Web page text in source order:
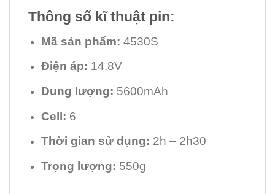
Thông số kĩ thuật pin:
Mã sản phẩm: 4530S
Điện áp: 14.8V
Dung lượng: 5600mAh
Cell: 6
Thời gian sử dụng: 2h – 2h30
Trọng lượng: 550g